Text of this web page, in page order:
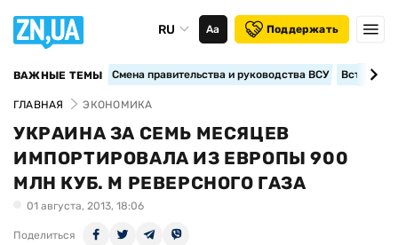
RU Аа Поддержать
ВАЖНЫЕ ТЕМЫ Смена правительства и руководства ВСУ
ГЛАВНАЯ ЭКОНОМИКА
УКРАИНА ЗА СЕМЬ МЕСЯЦЕВ
ИМПОРТИРОВАЛА ИЗ ЕВРОПЫ 900
МЛН КУБ. М РЕВЕРСНОГО ГАЗА
01 августа, 2013, 18:06
Поделиться